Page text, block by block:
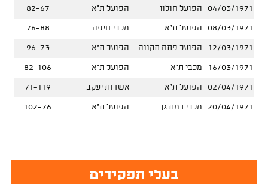
04/03/1971 הפועל חולון הפועל ת"א 82-67
08/03/1971 הפועל ת"א מכבי חיפה 76-88
12/03/1971 הפועל פתח תקווה הפועל ת"א 96-73
16/03/1971 מכבי ת"א הפועל ת"א 82-106
02/04/1971 הפועל ת"א אשדות יעקב 71-119
20/04/1971 מכבי רמת גן הפועל ת"א 102-76
בעלי תפקידים